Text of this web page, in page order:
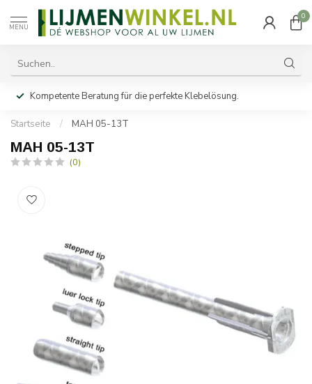
MENU
0
Kompetente Beratung für die perfekte Klebelösung.
Startseite / MAH 05-13T
MAH 05-13T
(0)